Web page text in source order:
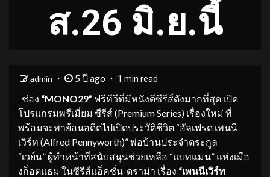
ส.26 มิ.ย.นี้
admin 5 ปี ago 1 min read
ช่อง “MONO29” ฟรีทีวีที่มีหนังดีซีรีส์ดังมากที่สุด เปิด
โปรแกรมพรีเมี่ยม ซีรีส์ (Premium Series) เรื่องใหม่ ที่
พร้อมจะพาย้อนอดีตไปเปิดประวัติชีวิต “อัลเฟรด เพนนี
เวิร์ท (Alfred Pennyworth)” พ่อบ้านประจำตระกูล
“เวย์น” ผู้ทำหน้าที่สนับสนุนช่วยเหลือ “แบทแมน” แห่งเมือ
งก็อตแธม ในซีรีส์แอ็คชั่น-ดราม่า เรื่อง “เพนนีเวิร์ท